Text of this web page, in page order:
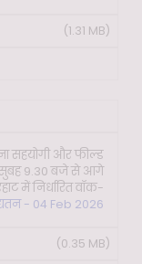
(1.31 MB)
सहयोगी और फील्ड
सुबह 9.30 बजे से आगे
में निर्धारित वॉक-
- 04 Feb 2026
(0.35 MB)